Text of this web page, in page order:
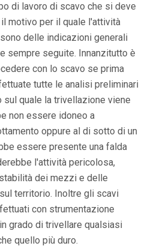
di lavoro di scavo che si deve
motivo per il quale l'attività
delle indicazioni generali
sempre seguite. Innanzitutto è
con lo scavo se prima
tutte le analisi preliminari
sul quale la trivellazione viene
non essere idoneo a
oppure al di sotto di un
essere presente una falda
l'attività pericolosa,
dei mezzi e delle
territorio. Inoltre gli scavi
con strumentazione
grado di trivellare qualsiasi
quello più duro.